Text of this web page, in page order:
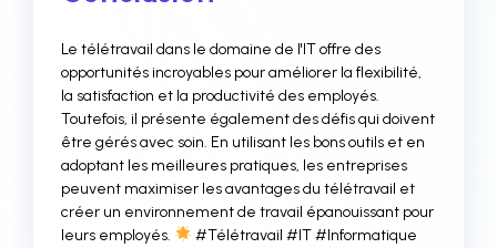
Le télétravail dans le domaine de l'IT offre des
opportunités incroyables pour améliorer la flexibilité,
la satisfaction et la productivité des employés.
Toutefois, il présente également des défis qui doivent
être gérés avec soin. En utilisant les bons outils et en
adoptant les meilleures pratiques, les entreprises
peuvent maximiser les avantages du télétravail et
créer un environnement de travail épanouissant pour
leurs employés.
#Télétravail #IT #Informatique